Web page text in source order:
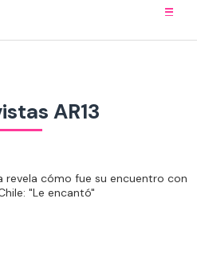
AR13
revela cómo fue su encuentro con
"Le encantó"